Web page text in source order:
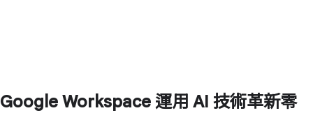
Google Workspace 運用 AI 技術革新零